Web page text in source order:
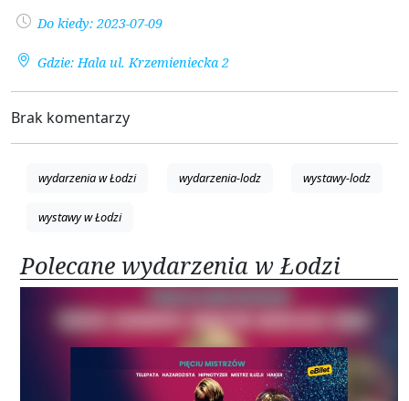
Do kiedy: 2023-07-09
Gdzie: Hala ul. Krzemieniecka 2
Brak komentarzy
wydarzenia w Łodzi wydarzenia-lodz wystawy-lodz
wystawy w Łodzi
Polecane wydarzenia w Łodzi